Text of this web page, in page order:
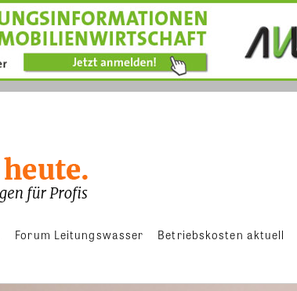
Forum Leitungswasser Betriebskosten aktuell